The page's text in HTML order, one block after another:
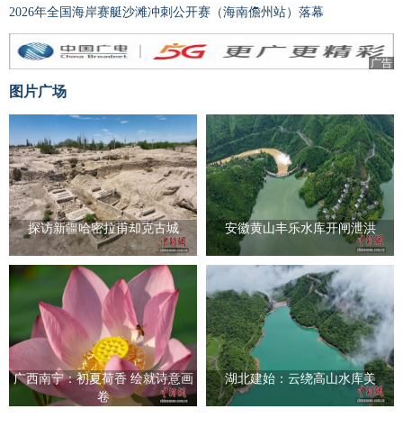
2026年全国海岸赛艇沙滩冲刺公开赛（海南儋州站）落幕
广告
图片广场
探访新疆哈密拉甫却克古城 安徽黄山丰乐水库开闸泄洪
广西南宁：初夏荷香 绘就诗意画
卷
湖北建始：云绕高山水库美